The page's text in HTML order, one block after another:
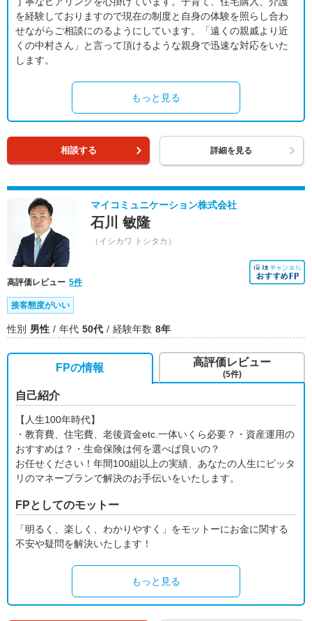
を経験しておりますので現在の制度と自身の体験を照らし合わ
せながらご相談にのるようにしています。「遠くの親戚より近
くの中村さん」と言って頂けるような親身で迅速な対応をいた
します。
もっと見る
相談する 詳細を見る
マイコミュニケーション株式会社
石川 敏隆
（イシカワ トシタカ）
高評価レビュー 5件
接客態度がいい
性別 男性 年代 50代 経験年数 8年
FPの情報
自己紹介
【人生100年時代】
・教育費、住宅費、老後資金etc.一体いくら必要？・資産運用の
おすすめは？・生命保険は何を選べば良いの？
お任せください！年間100組以上の実績、あなたの人生にピッタ
リのマネープランで解決のお手伝いをいたします。
FPとしてのモットー
「明るく、楽しく、わかりやすく」をモットーにお金に関する
不安や疑問を解決いたします！
もっと見る
高評価レビュー
(5件)